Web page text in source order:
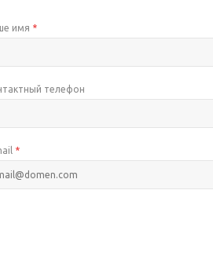
имя *
телефон
*